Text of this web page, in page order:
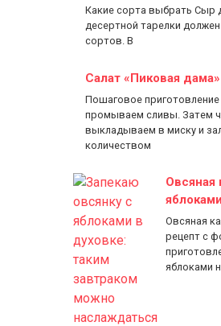
Какие сорта выбрать Сыр
десертной тарелки
сортов. В
Салат «Пиковая дама»
Пошаговое приготовление
промываем сливы. Затем
выкладываем в миску и
количеством
Овсяная
яблоками
Овсяная
рецепт с
яблоками